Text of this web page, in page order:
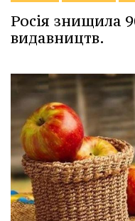
Росія знищила
видавництв.